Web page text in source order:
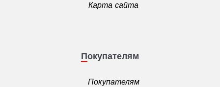
Карта сайта
Покупателям
Покупателям